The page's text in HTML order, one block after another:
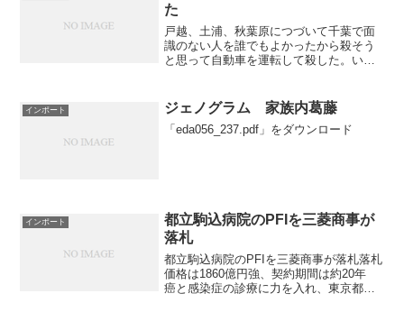
た
戸越、土浦、秋葉原につづいて千葉で面
識のない人を誰でもよかったから殺そう
と思って自動車を運転して殺した。いつ
のは自分と関係のない他人なのだろう
か。他人という抽象的な存在...
インポート ジェノグラム 家族内葛藤
「eda056_237.pdf」をダウンロード
インポート
都立駒込病院のPFIを三菱商事が
落札
都立駒込病院のPFIを三菱商事が落札落札
価格は1860億円強、契約期間は約20年
癌と感染症の診療に力を入れ、東京都立